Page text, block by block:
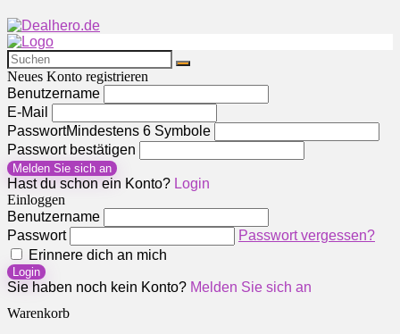
Neues Konto registrieren
Benutzername
E-Mail
PasswortMindestens 6 Symbole
Passwort bestätigen
Melden Sie sich an
Hast du schon ein Konto? Login
Einloggen
Benutzername
Passwort
Passwort vergessen?
Erinnere dich an mich
Login
Sie haben noch kein Konto? Melden Sie sich an
Warenkorb